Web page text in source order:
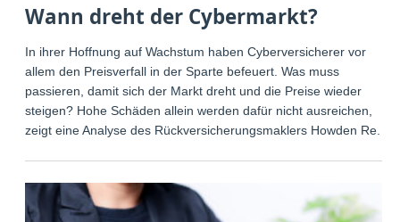
Wann dreht der Cybermarkt?
In ihrer Hoffnung auf Wachstum haben Cyberversicherer vor
allem den Preisverfall in der Sparte befeuert. Was muss
passieren, damit sich der Markt dreht und die Preise wieder
steigen? Hohe Schäden allein werden dafür nicht ausreichen,
zeigt eine Analyse des Rückversicherungsmaklers Howden Re.